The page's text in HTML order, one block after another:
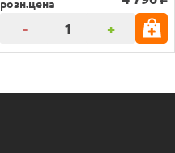
розн.цена
- +